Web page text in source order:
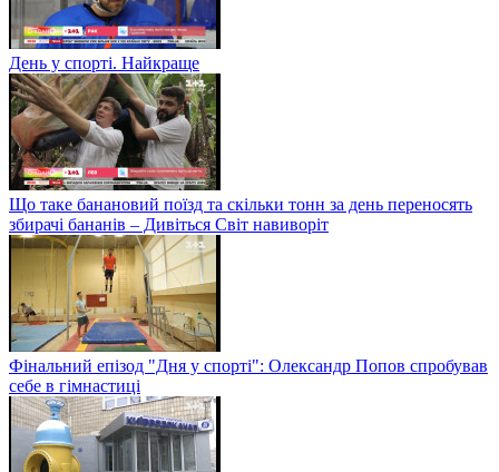
День у спорті. Найкраще
Що таке банановий поїзд та скільки тонн за день переносять
збирачі бананів – Дивіться Світ навиворіт
Фінальний епізод "Дня у спорті": Олександр Попов спробував
себе в гімнастиці